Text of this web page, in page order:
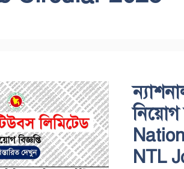
নিয়োগ
NTL